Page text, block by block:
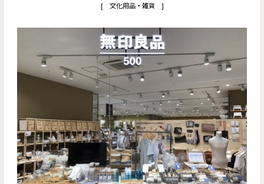
[ 文化用品・雑貨 ]